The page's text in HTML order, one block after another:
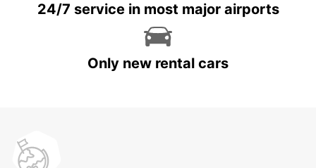
24/7 service in most major airports
Only new rental cars